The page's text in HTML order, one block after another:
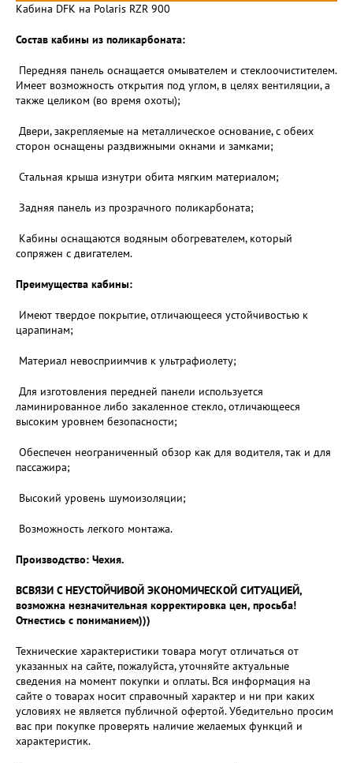
Кабина DFK на Polaris RZR 900
Состав кабины из поликарбоната:
Передняя панель оснащается омывателем и стеклоочистителем.
Имеет возможность открытия под углом, в целях вентиляции, а
также целиком (во время охоты);
Двери, закрепляемые на металлическое основание, с обеих
сторон оснащены раздвижными окнами и замками;
Стальная крыша изнутри обита мягким материалом;
Задняя панель из прозрачного поликарбоната;
Кабины оснащаются водяным обогревателем, который
сопряжен с двигателем.
Преимущества кабины:
Имеют твердое покрытие, отличающееся устойчивостью к
царапинам;
Материал невосприимчив к ультрафиолету;
Для изготовления передней панели используется
ламинированное либо закаленное стекло, отличающееся
высоким уровнем безопасности;
Обеспечен неограниченный обзор как для водителя, так и для
пассажира;
Высокий уровень шумоизоляции;
Возможность легкого монтажа.
Производство: Чехия.
ВСВЯЗИ С НЕУСТОЙЧИВОЙ ЭКОНОМИЧЕСКОЙ СИТУАЦИЕЙ,
возможна незначительная корректировка цен, просьба!
Отнестись с пониманием)))
Технические характеристики товара могут отличаться от
указанных на сайте, пожалуйста, уточняйте актуальные
сведения на момент покупки и оплаты. Вся информация на
сайте о товарах носит справочный характер и ни при каких
условиях не является публичной офертой. Убедительно просим
вас при покупке проверять наличие желаемых функций и
характеристик.